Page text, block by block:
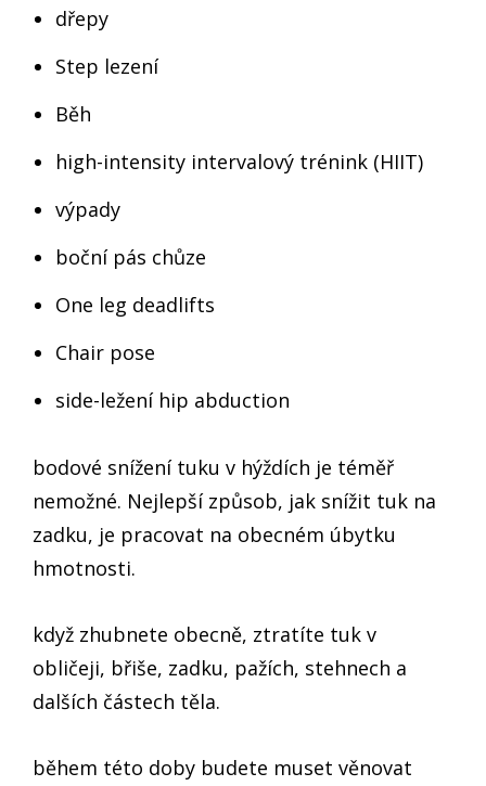
dřepy
Step lezení
Běh
high-intensity intervalový trénink (HIIT)
výpady
boční pás chůze
One leg deadlifts
Chair pose
side-ležení hip abduction
bodové snížení tuku v hýždích je téměř
nemožné. Nejlepší způsob, jak snížit tuk na
zadku, je pracovat na obecném úbytku
hmotnosti.
když zhubnete obecně, ztratíte tuk v
obličeji, břiše, zadku, pažích, stehnech a
dalších částech těla.
během této doby budete muset věnovat